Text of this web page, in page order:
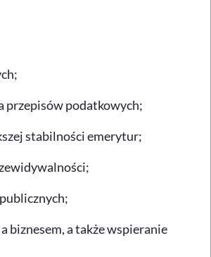
przepisów podatkowych;
stabilności emerytur;
biznesem, a także wspieranie